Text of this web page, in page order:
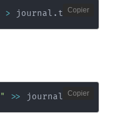
> journal.txtCopier
>> journal.txt
Copier